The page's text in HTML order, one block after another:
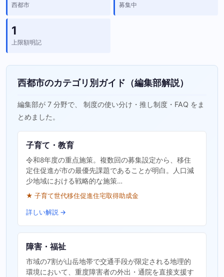
西都市 募集中
1
上限額明記
西都市のカテゴリ別ガイド（編集部解説）
編集部が 7 分野で、 制度の使い分け・推し制度・FAQ をま
とめました。
子育て・教育
令和8年度の重点施策。複数回の募集設定から、移住
定住促進が市の最優先課題であることが明白。人口減
少地域における戦略的な施策…
★ 子育て世代移住促進住宅取得助成金
詳しい解説 →
障害・福祉
市域の7割が山岳地帯で交通手段が限定される地理的
環境において、重度障害者の外出・通院を直接支援す